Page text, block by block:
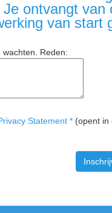
ontvangt van
van start
Reden:
Statement * (opent in